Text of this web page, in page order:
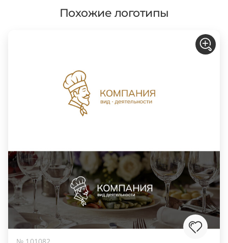
Похожие логотипы